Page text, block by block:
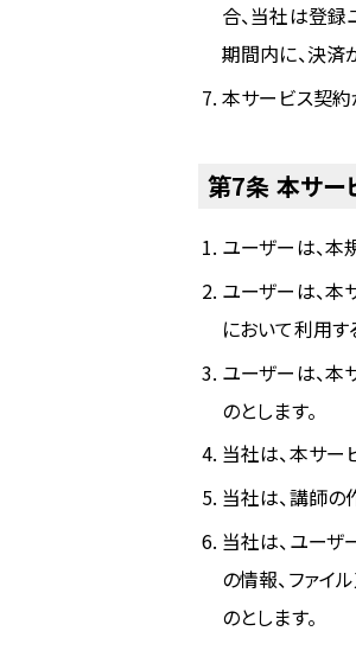
合、当社は登
期間内に、決済
本サービス契約
第7条 本サー
ユーザーは、本
ユーザーは、本
において利用す
ユーザーは、本
のとします。
当社は、本サー
当社は、講師
当社は、ユーザ
の情報、ファ
のとします。